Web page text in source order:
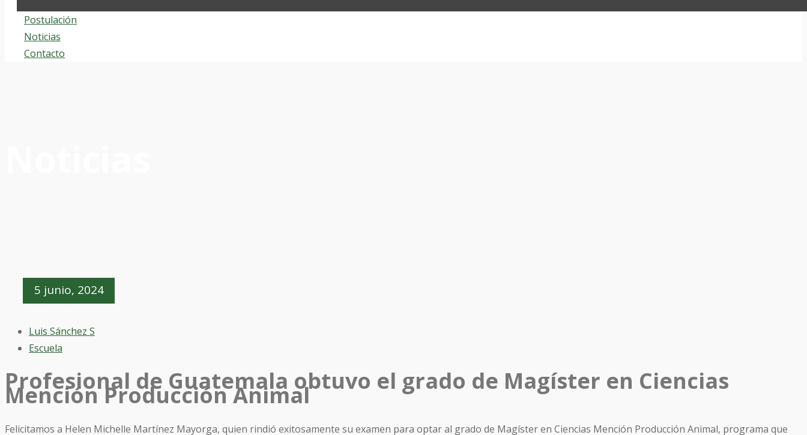
Postulación
Noticias
Contacto
5 junio, 2024
Luis Sánchez S
Escuela
Profesional de Guatemala obtuvo el grado de Magíster en Ciencias
Mención Producción Animal
Felicitamos a Helen Michelle Martínez Mayorga, quien rindió exitosamente su examen para optar al grado de Magíster en Ciencias Mención Producción Animal, programa que